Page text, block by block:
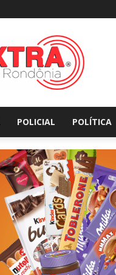
Extraderondonia.com.br
POLICIAL POLÍTICA